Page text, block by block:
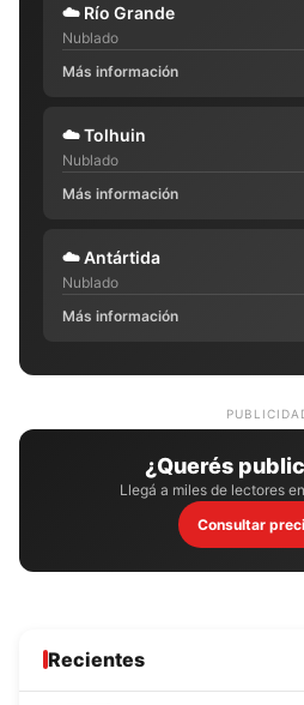
☁️ Río Grande
Nublado
Más información
☁️Tolhuin
Nublado
Más información
☁️Antártida
Nublado
Más información
¿Querés
Llegá a miles de lectores
Consultar
Recientes